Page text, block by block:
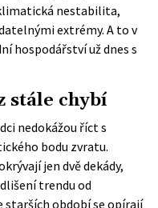
nestabilita,
extrémy. A to v
hospodářství už dnes s
stále chybí
nedokážou říct s
bodu zvratu.
jen dvě dekády,
trendu od
starších období se opírají